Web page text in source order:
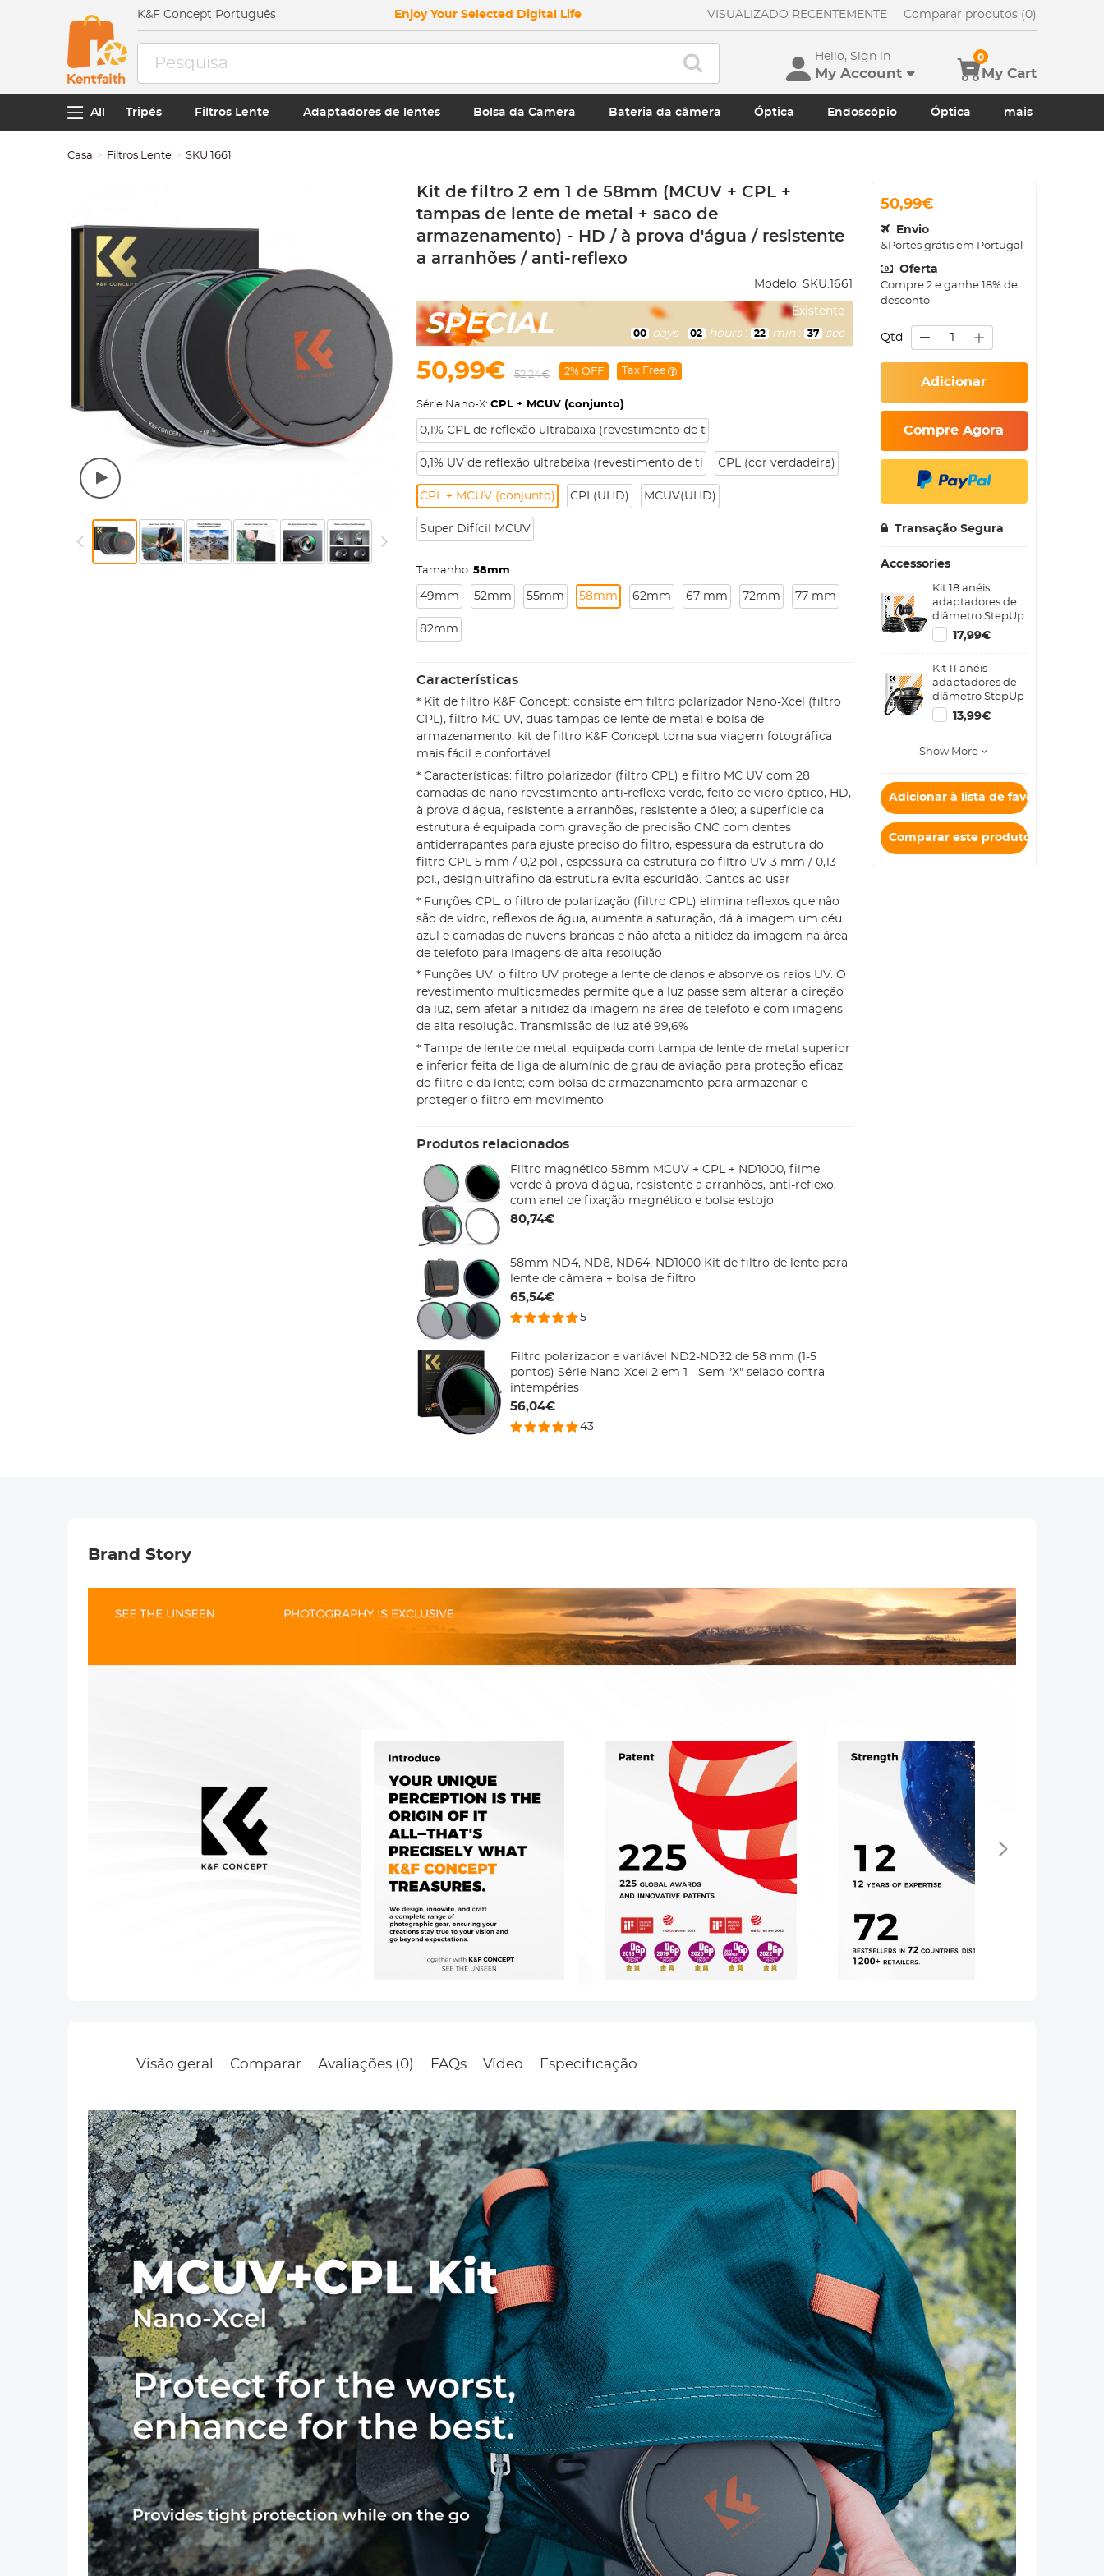
K&F Concept Português Enjoy Your Selected Digital Life VISUALIZADO RECENTEMENTE Comparar produtos (0)
Hello, Sign in
My Account My Cart
0
All Tripés Filtros Lente Adaptadores de lentes Bolsa da Camera Bateria da câmera Óptica Endoscópio Óptica mais
Casa Filtros Lente SKU.1661
Kit de filtro 2 em 1 de 58mm (MCUV + CPL +
tampas de lente de metal + saco de
armazenamento) - HD / à prova d'água / resistente
a arranhões / anti-reflexo
Modelo: SKU.1661
SPECIAL Existente
00 days : 02 hours : 22 min : 35 sec
50,99€ 52,24€ 2% OFF Tax Free
Série Nano-X: CPL + MCUV (conjunto)
0,1% CPL de reflexão ultrabaixa (revestimento de t
0,1% UV de reflexão ultrabaixa (revestimento de ti CPL (cor verdadeira)
CPL + MCUV (conjunto) CPL(UHD) MCUV(UHD)
Super Difícil MCUV
Tamanho: 58mm
49mm 52mm 55mm 58mm 62mm 67 mm 72mm 77 mm
82mm
Características
* Kit de filtro K&F Concept: consiste em filtro polarizador Nano-Xcel (filtro
CPL), filtro MC UV, duas tampas de lente de metal e bolsa de
armazenamento, kit de filtro K&F Concept torna sua viagem fotográfica
mais fácil e confortável
* Características: filtro polarizador (filtro CPL) e filtro MC UV com 28
camadas de nano revestimento anti-reflexo verde, feito de vidro óptico, HD,
à prova d'água, resistente a arranhões, resistente a óleo; a superfície da
estrutura é equipada com gravação de precisão CNC com dentes
antiderrapantes para ajuste preciso do filtro, espessura da estrutura do
filtro CPL 5 mm / 0,2 pol., espessura da estrutura do filtro UV 3 mm / 0,13
pol., design ultrafino da estrutura evita escuridão. Cantos ao usar
* Funções CPL: o filtro de polarização (filtro CPL) elimina reflexos que não
são de vidro, reflexos de água, aumenta a saturação, dá à imagem um céu
azul e camadas de nuvens brancas e não afeta a nitidez da imagem na área
de telefoto para imagens de alta resolução
* Funções UV: o filtro UV protege a lente de danos e absorve os raios UV. O
revestimento multicamadas permite que a luz passe sem alterar a direção
da luz, sem afetar a nitidez da imagem na área de telefoto e com imagens
de alta resolução. Transmissão de luz até 99,6%
* Tampa de lente de metal: equipada com tampa de lente de metal superior
e inferior feita de liga de alumínio de grau de aviação para proteção eficaz
do filtro e da lente; com bolsa de armazenamento para armazenar e
proteger o filtro em movimento
Produtos relacionados
Filtro magnético 58mm MCUV + CPL + ND1000, filme
verde à prova d'água, resistente a arranhões, anti-reflexo,
com anel de fixação magnético e bolsa estojo
80,74€
58mm ND4, ND8, ND64, ND1000 Kit de filtro de lente para
lente de câmera + bolsa de filtro
65,54€
5
Filtro polarizador e variável ND2-ND32 de 58 mm (1-5
pontos) Série Nano-Xcel 2 em 1 - Sem "X" selado contra
intempéries
56,04€
43
50,99€
Envio
&Portes grátis em Portugal
Oferta
Compre 2 e ganhe 18% de
desconto
Qtd
Adicionar
Compre Agora
Transação Segura
Accessories
Kit 18 anéis
adaptadores de
diâmetro StepUp
e StepDown
17,99€
Kit 11 anéis
adaptadores de
diâmetro StepUp
13,99€
Show More
Adicionar à lista de favoritos
Comparar este produto
Brand Story
Visão geral Comparar Avaliações (0) FAQs Vídeo Especificação